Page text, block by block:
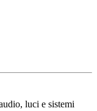
luci e sistemi